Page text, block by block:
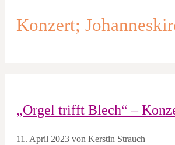
Konzert;
„Orgel trifft Blech“ –
11. April 2023 von Kerstin Strauch